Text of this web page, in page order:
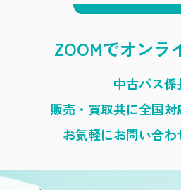
ZOOMでオンラ
中古バス係
販売・買取共に全国
お気軽にお問い合わ